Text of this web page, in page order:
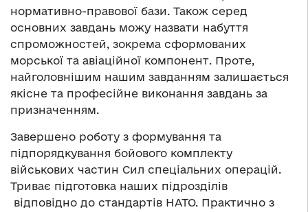
нормативно-правової бази. Також серед
основних завдань можу назвати набуття
спроможностей, зокрема сформованих
морської та авіаційної компонент. Проте,
найголовнішим нашим завданням залишається
якісне та професійне виконання завдань за
призначенням.
Завершено роботу з формування та
підпорядкування бойового комплекту
військових частин Сил спеціальних операцій.
Триває підготовка наших підрозділів
відповідно до стандартів НАТО. Практично з